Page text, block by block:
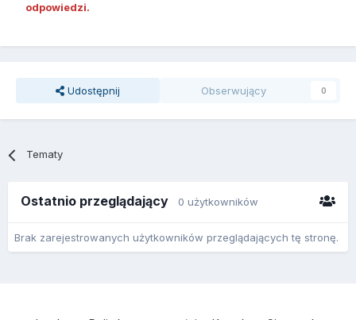
odpowiedzi.
Udostępnij Obserwujący 0
Tematy
Ostatnio przeglądający 0 użytkowników
Brak zarejestrowanych użytkowników przeglądających tę stronę.